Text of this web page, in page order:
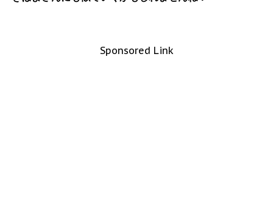
Sponsored Link